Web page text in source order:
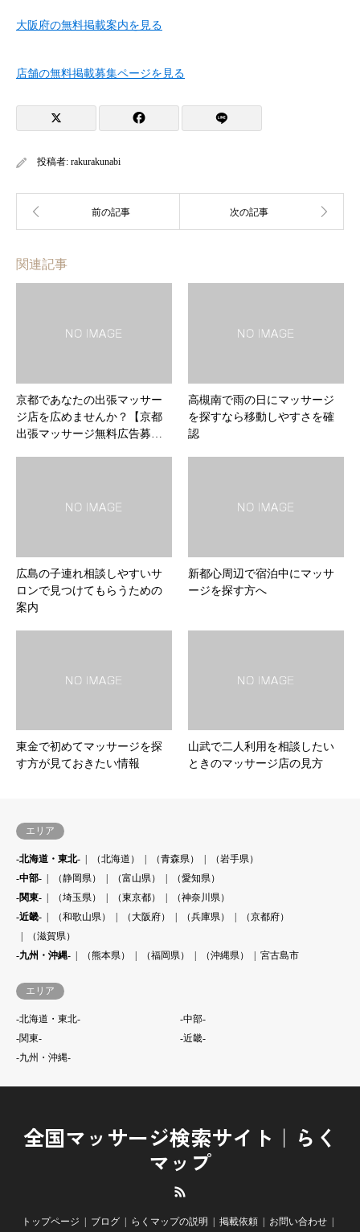
大阪府の無料掲載案内を見る
店舗の無料掲載募集ページを見る
投稿者: rakurakunabi
関連記事
京都であなたの出張マッサー
ジ店を広めませんか？【京都
出張マッサージ無料広告募…
高槻南で雨の日にマッサージ
を探すなら移動しやすさを確
認
広島の子連れ相談しやすいサ
ロンで見つけてもらうための
案内
新都心周辺で宿泊中にマッサ
ージを探す方へ
東金で初めてマッサージを探
す方が見ておきたい情報
山武で二人利用を相談したい
ときのマッサージ店の見方
エリア
-北海道・東北- （北海道） （青森県）
（岩手県）
-中部-
（静岡県） （富山県）
（愛知県）
-関東-
（埼玉県） （東京都）
（神奈川県）
-近畿-
（和歌山県） （大阪府） （兵庫県）
（京都府）
（滋賀県）
-九州・沖縄-
（熊本県） （福岡県） （沖縄県） 宮古島市
エリア
-北海道・東北-
-中部-
-関東-
-近畿-
-九州・沖縄-
全国マッサージ検索サイト｜らく
マップ
トップページ ブログ らくマップの説明 掲載依頼 お問い合わせ